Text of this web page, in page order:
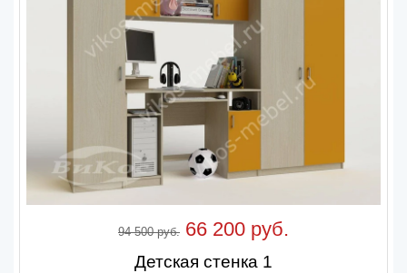
94 500 руб. 66 200 руб.
Детская стенка 1